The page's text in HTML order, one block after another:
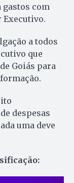
gastos com
Executivo.
a todos
que
Goiás para
despesas
uma deve